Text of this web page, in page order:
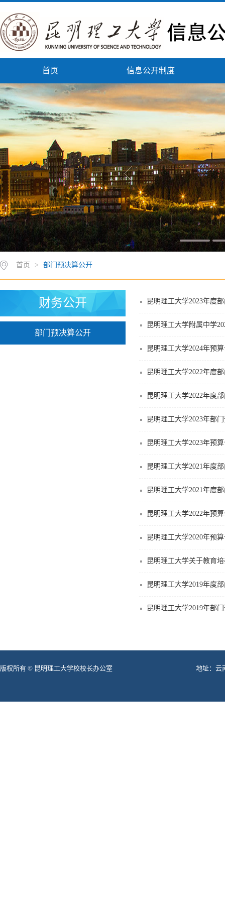
首页 信息公开制度
首页 > 部门预决算公开
财务公开
部门预决算公开
昆明理工大学2023年度
昆明理工大学附属中学
昆明理工大学2024年预
昆明理工大学2022年度
昆明理工大学2022年度
昆明理工大学2023年部
昆明理工大学2023年预
昆明理工大学2021年度
昆明理工大学2021年度
昆明理工大学2022年预
昆明理工大学2020年预
昆明理工大学关于教育
昆明理工大学2019年度
昆明理工大学2019年部
版权所有 © 昆明理工大学校校长办公室 地址：云